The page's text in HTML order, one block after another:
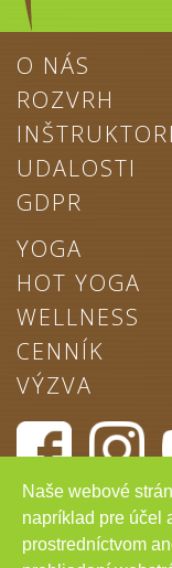
O NÁS
ROZVRH
INŠTRUKTORI
UDALOSTI
GDPR
YOGA
HOT YOGA
WELLNESS
CENNÍK
VÝZVA
Chcem
Naše webové
napríklad pre účel
prostredníctvom